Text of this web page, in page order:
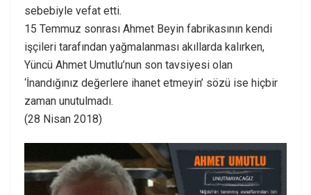
sebebiyle vefat etti.
15 Temmuz sonrası Ahmet Beyin fabrikasının kendi
işçileri tarafından yağmalanması akıllarda kalırken,
Yüncü Ahmet Umutlu’nun son tavsiyesi olan
‘İnandığınız değerlere ihanet etmeyin’ sözü ise hiçbir
zaman unutulmadı.
(28 Nisan 2018)